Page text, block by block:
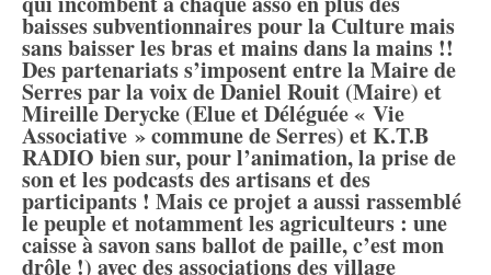
baisses subventionnaires pour la Culture mais
sans baisser les bras et mains dans la mains !!
Des partenariats s’imposent entre la Maire de
Serres par la voix de Daniel Rouit (Maire) et
Mireille Derycke (Elue et Déléguée « Vie
Associative » commune de Serres) et K.T.B
RADIO bien sur, pour l’animation, la prise de
son et les podcasts des artisans et des
participants ! Mais ce projet a aussi rassemblé
le peuple et notamment les agriculteurs : une
caisse à savon sans ballot de paille, c’est mon
drôle !) avec des associations des village